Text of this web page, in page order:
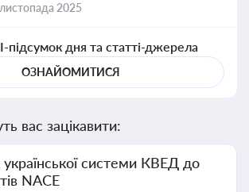
2025
підсумок дня та статті-джерела
ОЗНАЙОМИТИСЯ
вас зацікавити:
української системи КВЕД до
NACE